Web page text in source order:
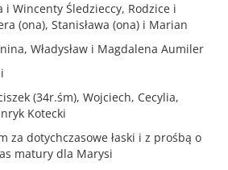
i Wincenty Śledzieccy, Rodzice i
(ona), Stanisława (ona) i Marian
Władysław i Magdalena Aumiler
(34r.śm), Wojciech, Cecylia,
Kotecki
za dotychczasowe łaski i z prośbą o
matury dla Marysi